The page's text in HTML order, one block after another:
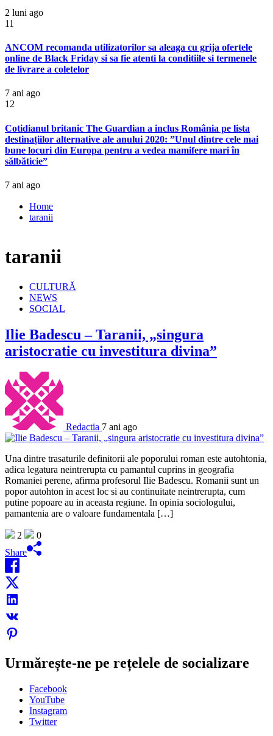
2 luni ago
11
ANCOM recomanda utilizatorilor sa aleaga cu grija ofertele
online de Black Friday si sa fie atenti la conditiile si termenele
de livrare a coletelor
7 ani ago
12
Cotidianul britanic The Guardian a inclus România pe lista
destinațiilor alternative ale anului 2020: ”Unul dintre cele mai
bune locuri din Europa pentru a vedea mamifere mari în
sălbăticie”
7 ani ago
Home
taranii
taranii
CULTURĂ
NEWS
SOCIAL
Ilie Badescu – Taranii, „singura
aristocratie cu investitura divina”
Redactia 7 ani ago
Una dintre trasaturile definitorii ale poporului roman este autohtonia,
adica legatura neintrerupta cu pamantul cuprins in geografia
Romaniei perene, afirma profesorul Ilie Badescu. Romanii sunt un
popor autohton in acest loc si au continuitate neintrerupta, cum
putine popoare au in aceasta regiune. In opinia sociologului,
pamantenia are o valoare fundamentala […]
2
0
Share
Urmărește-ne pe rețelele de socializare
Facebook
YouTube
Instagram
Twitter